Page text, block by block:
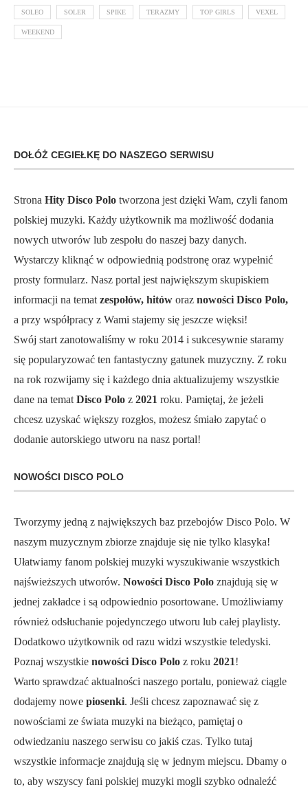
SOLEO SOLER SPIKE TERAZMY TOP GIRLS VEXEL
WEEKEND
DOŁÓŻ CEGIEŁKĘ DO NASZEGO SERWISU
Strona Hity Disco Polo tworzona jest dzięki Wam, czyli fanom
polskiej muzyki. Każdy użytkownik ma możliwość dodania
nowych utworów lub zespołu do naszej bazy danych.
Wystarczy kliknąć w odpowiednią podstronę oraz wypełnić
prosty formularz. Nasz portal jest największym skupiskiem
informacji na temat zespołów, hitów oraz nowości Disco Polo,
a przy współpracy z Wami stajemy się jeszcze więksi!
Swój start zanotowaliśmy w roku 2014 i sukcesywnie staramy
się popularyzować ten fantastyczny gatunek muzyczny. Z roku
na rok rozwijamy się i każdego dnia aktualizujemy wszystkie
dane na temat Disco Polo z 2021 roku. Pamiętaj, że jeżeli
chcesz uzyskać większy rozgłos, możesz śmiało zapytać o
dodanie autorskiego utworu na nasz portal!
NOWOŚCI DISCO POLO
Tworzymy jedną z największych baz przebojów Disco Polo. W
naszym muzycznym zbiorze znajduje się nie tylko klasyka!
Ułatwiamy fanom polskiej muzyki wyszukiwanie wszystkich
najświeższych utworów. Nowości Disco Polo znajdują się w
jednej zakładce i są odpowiednio posortowane. Umożliwiamy
również odsłuchanie pojedynczego utworu lub całej playlisty.
Dodatkowo użytkownik od razu widzi wszystkie teledyski.
Poznaj wszystkie nowości Disco Polo z roku 2021!
Warto sprawdzać aktualności naszego portalu, ponieważ ciągle
dodajemy nowe piosenki. Jeśli chcesz zapoznawać się z
nowościami ze świata muzyki na bieżąco, pamiętaj o
odwiedzaniu naszego serwisu co jakiś czas. Tylko tutaj
wszystkie informacje znajdują się w jednym miejscu. Dbamy o
to, aby wszyscy fani polskiej muzyki mogli szybko odnaleźć